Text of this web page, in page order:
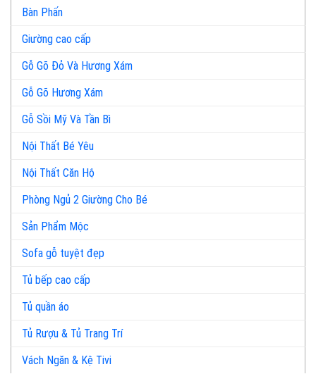
Bàn Phấn
Giường cao cấp
Gỗ Gõ Đỏ Và Hương Xám
Gỗ Gõ Hương Xám
Gỗ Sồi Mỹ Và Tần Bì
Nội Thất Bé Yêu
Nội Thất Căn Hộ
Phòng Ngủ 2 Giường Cho Bé
Sản Phẩm Mộc
Sofa gỗ tuyệt đẹp
Tủ bếp cao cấp
Tủ quần áo
Tủ Rượu & Tủ Trang Trí
Vách Ngăn & Kệ Tivi